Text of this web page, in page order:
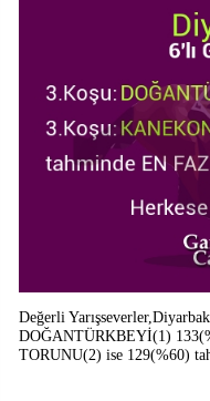
Değerli
DOĞANTÜRKBEYİ(1)
TORUNU(2) ise 129(%60)